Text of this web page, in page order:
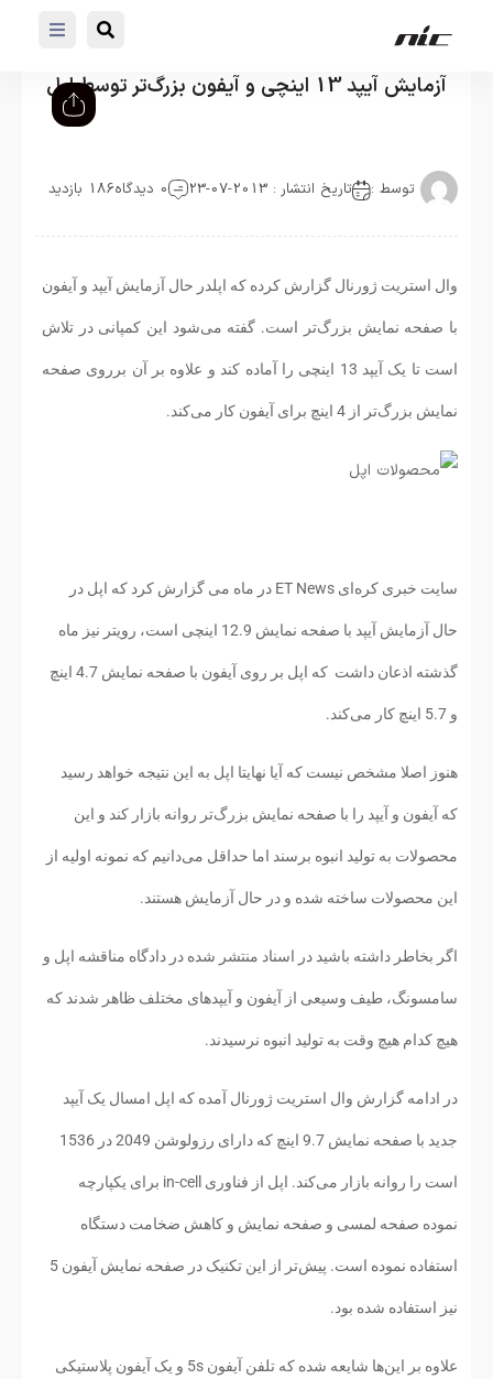
آزمایش آیپد 13 اینچی و آیفون بزرگ‌تر توسط اپل
توسط : تاریخ انتشار : 2013-07-23 0 دیدگاه 186 بازدید
وال استریت ژورنال گزارش کرده که اپلدر حال آزمایش آیپد و آیفون
با صفحه نمایش بزرگ‌تر است. گفته می‌شود این کمپانی در تلاش
است تا یک آیپد 13 اینچی را آماده کند و علاوه بر آن برروی صفحه
نمایش بزرگ‌تر از 4 اینچ برای آیفون کار می‌کند.
سایت خبری کره‌ای ET News در ماه می گزارش کرد که اپل در
حال آزمایش آیپد با صفحه نمایش 12.9 اینچی است، رویتر نیز ماه
گذشته اذعان داشت که اپل بر روی آیفون با صفحه نمایش 4.7 اینچ
و 5.7 اینچ کار می‌کند.
هنوز اصلا مشخص نیست که آیا نهایتا اپل به این نتیجه خواهد رسید
که آیفون و آیپد را با صفحه نمایش بزرگ‌تر روانه بازار کند و این
محصولات به تولید انبوه برسند اما حداقل می‌دانیم که نمونه اولیه از
این محصولات ساخته شده و در حال آزمایش هستند.
اگر بخاطر داشته باشید در اسناد منتشر شده در دادگاه مناقشه اپل و
سامسونگ، طیف وسیعی از آیفون و آیپدهای مختلف ظاهر شدند که
هیچ کدام هیچ وقت به تولید انبوه نرسیدند.
در ادامه گزارش وال استریت ژورنال آمده که اپل امسال یک آیپد
جدید با صفحه نمایش 9.7 اینچ که دارای رزولوشن 2049 در 1536
است را روانه بازار می‌کند. اپل از فناوری in-cell برای یکپارچه
نموده صفحه لمسی و صفحه نمایش و کاهش ضخامت دستگاه
استفاده نموده است. پیش‌تر از این تکنیک در صفحه نمایش آیفون 5
نیز استفاده شده بود.
علاوه بر این‌ها شایعه شده که تلفن آیفون 5s و یک آیفون پلاستیکی